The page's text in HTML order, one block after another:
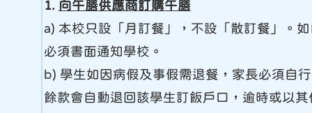
1. 向午膳供應商訂購午膳
a) 本校只設「月訂餐」，不設「散訂餐」。
必須書面通知學校。
b) 學生如因病假及事假需退餐，家長必須自
餘款會自動退回該學生訂飯戶口，逾時或以